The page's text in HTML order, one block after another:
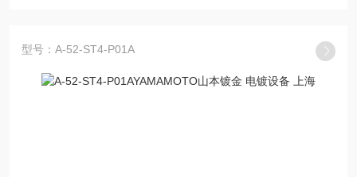
型号：A-52-ST4-P01A